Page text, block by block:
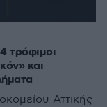
τρόφιμοι
και
Αττικής